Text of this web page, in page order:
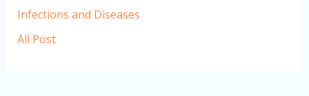
Infections and Diseases
All Post